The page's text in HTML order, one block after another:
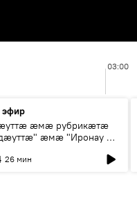
03:00
æмæ рубрикæтæ
æмæ "Иронау æй
26 мин